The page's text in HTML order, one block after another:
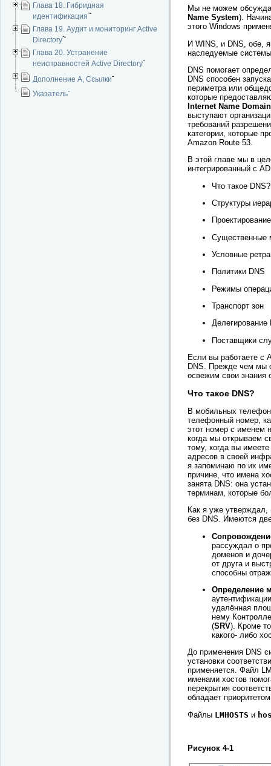
Мы не можем
Name System).
этого Windows
И WINS, и DNS, обе,
наследуемые
DNS помогает
DNS способен
периметра или
которые
Internet Name Domain
выступают
требований
категории, которые
Amazon Route 53.
В этой главе мы в
интегрированный с
Что такое DNS?
Структуры
Существенные
Условные
Политики DNS
Режимы
Транспорт зон
Делегирование
Поставщики
Если вы работаете с
DNS. Прежде чем мы
освежим свои знания
Что такое DNS?
В мобильных
телефонный номер,
этот номер с именем
когда мы открываем
тому, когда вы
адресов в своей
я запоминаю по их
причине, что имена
занята DNS: она
терминам, которые
Как я уже
без DNS. Имеются
рассуждал о
доменов и
от друга и
способны
Определение
удалённая
нему
(SRV). Кроме
какого- либо
До применения DNS
установки
применяется. Файл
именами хостов
перекрытия
обладает
Файлы LMHOSTS и
Рисунок 4-1
Глава 18. Гибридная
идентификация~
Глава 19. Аудит и мониторинг Active
Directory~
Глава 20. Устранение
неисправностей Active Directory-
Дополнение A, Ссылки-
Указатель-